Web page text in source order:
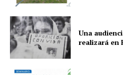
Una
realizará en